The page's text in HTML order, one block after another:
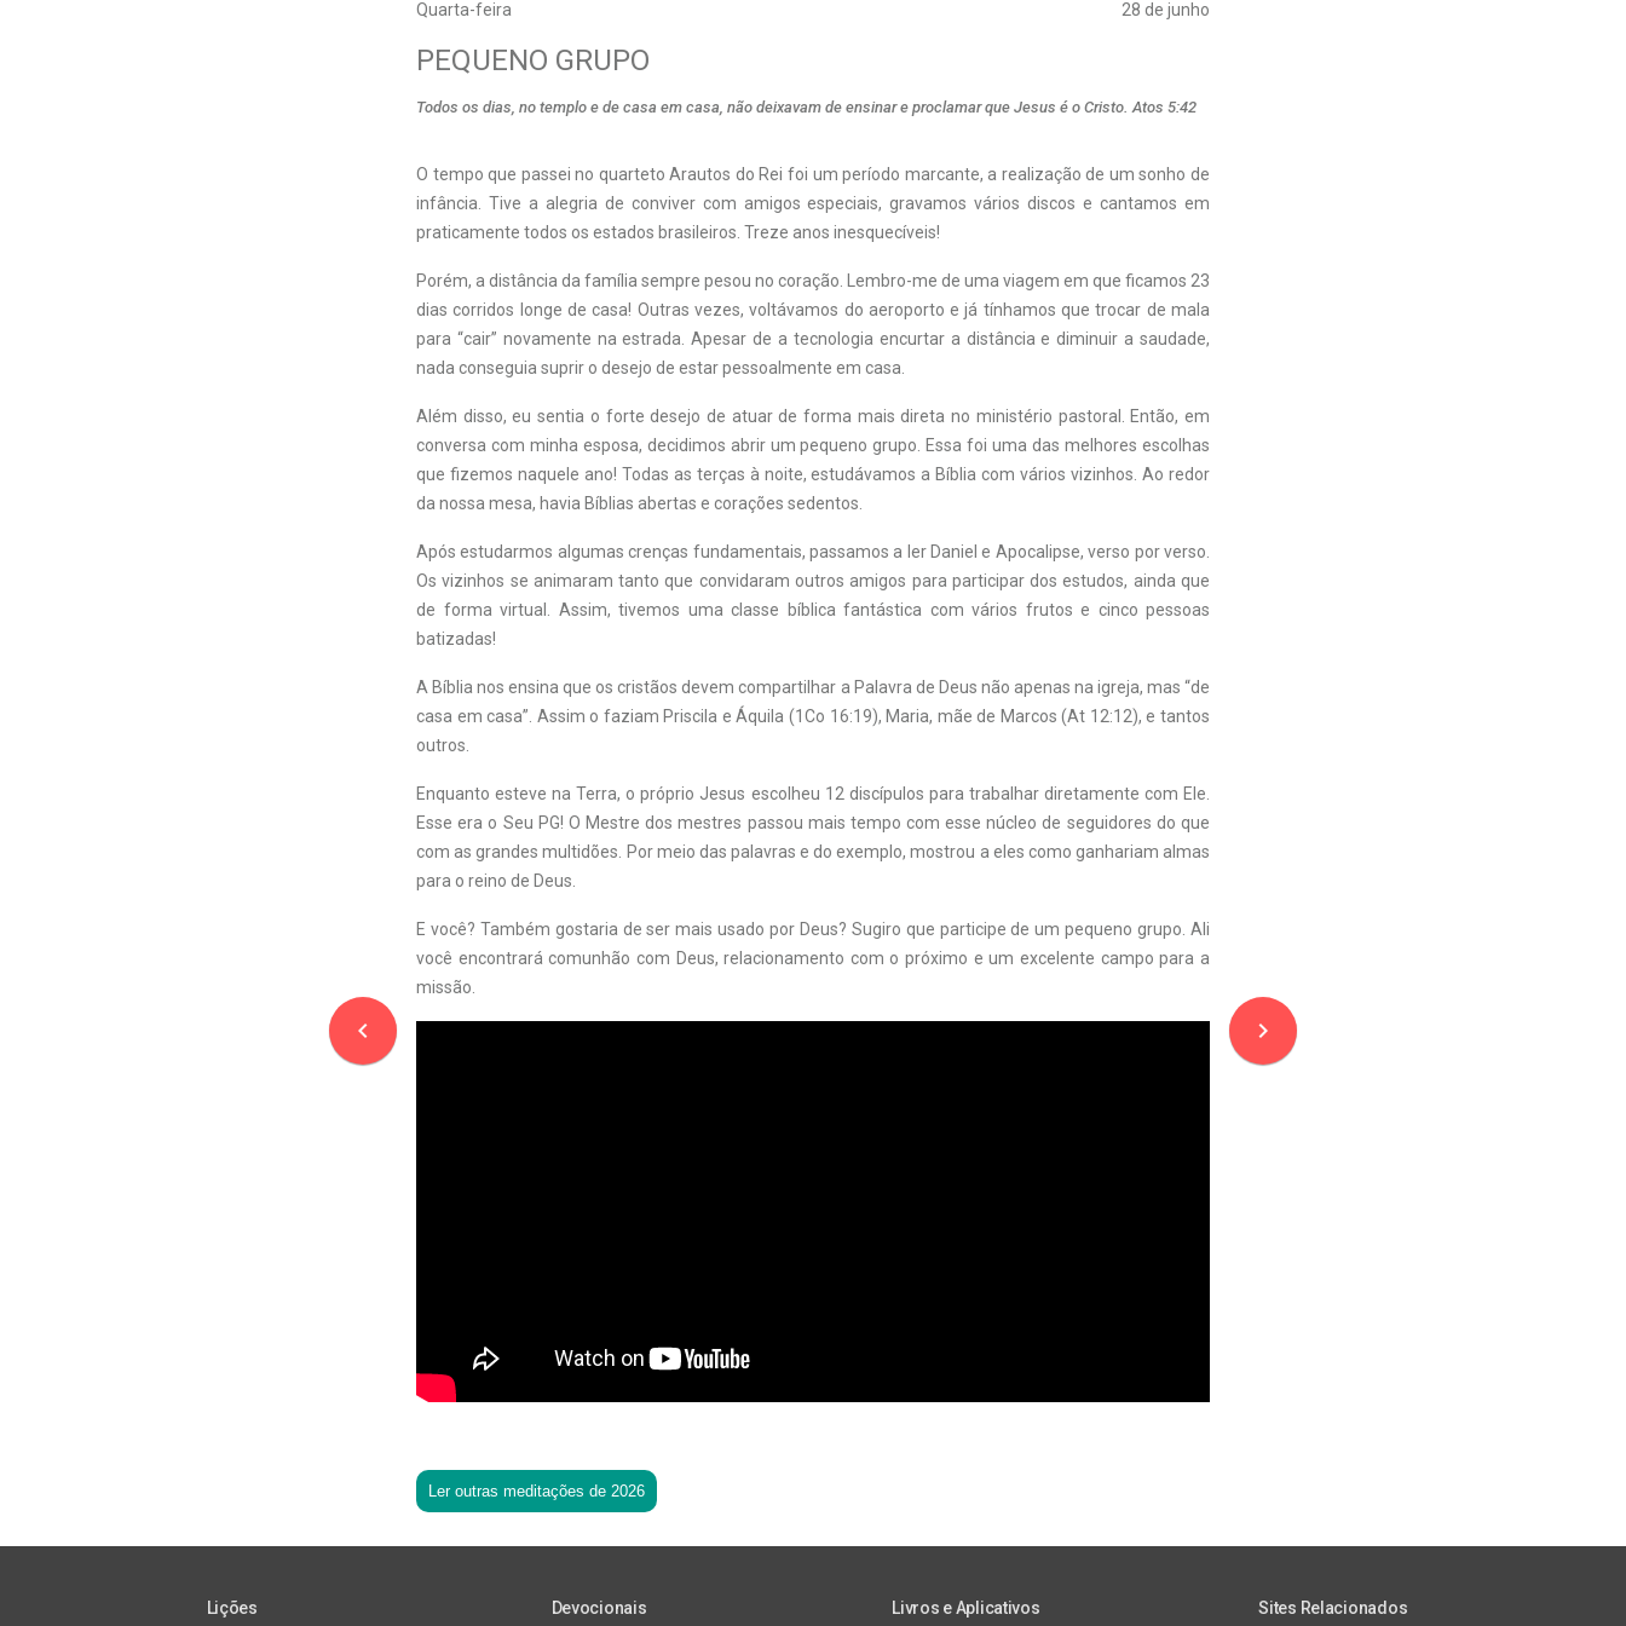
Quarta-feira 28 de junho
navigate_before
PEQUENO GRUPO
Todos os dias, no templo e de casa em casa, não deixavam de ensinar e proclamar que Jesus é o Cristo. Atos 5:42
O tempo que passei no quarteto Arautos do Rei foi um período marcante, a realização de um sonho de
infância. Tive a alegria de conviver com amigos especiais, gravamos vários discos e cantamos em
praticamente todos os estados brasileiros. Treze anos inesquecíveis!
Porém, a distância da família sempre pesou no coração. Lembro-me de uma viagem em que ficamos 23
dias corridos longe de casa! Outras vezes, voltávamos do aeroporto e já tínhamos que trocar de mala
para “cair” novamente na estrada. Apesar de a tecnologia encurtar a distância e diminuir a saudade,
nada conseguia suprir o desejo de estar pessoalmente em casa.
Além disso, eu sentia o forte desejo de atuar de forma mais direta no ministério pastoral. Então, em
conversa com minha esposa, decidimos abrir um pequeno grupo. Essa foi uma das melhores escolhas
que fizemos naquele ano! Todas as terças à noite, estudávamos a Bíblia com vários vizinhos. Ao redor
da nossa mesa, havia Bíblias abertas e corações sedentos.
Após estudarmos algumas crenças fundamentais, passamos a ler Daniel e Apocalipse, verso por verso.
Os vizinhos se animaram tanto que convidaram outros amigos para participar dos estudos, ainda que
de forma virtual. Assim, tivemos uma classe bíblica fantástica com vários frutos e cinco pessoas
batizadas!
A Bíblia nos ensina que os cristãos devem compartilhar a Palavra de Deus não apenas na igreja, mas “de
casa em casa”. Assim o faziam Priscila e Áquila (1Co 16:19), Maria, mãe de Marcos (At 12:12), e tantos
outros.
Enquanto esteve na Terra, o próprio Jesus escolheu 12 discípulos para trabalhar diretamente com Ele.
Esse era o Seu PG! O Mestre dos mestres passou mais tempo com esse núcleo de seguidores do que
com as grandes multidões. Por meio das palavras e do exemplo, mostrou a eles como ganhariam almas
para o reino de Deus.
E você? Também gostaria de ser mais usado por Deus? Sugiro que participe de um pequeno grupo. Ali
você encontrará comunhão com Deus, relacionamento com o próximo e um excelente campo para a
missão.
Ler outras meditações de 2026
navigate_next
Lições Devocionais Livros e Aplicativos Sites Relacionados